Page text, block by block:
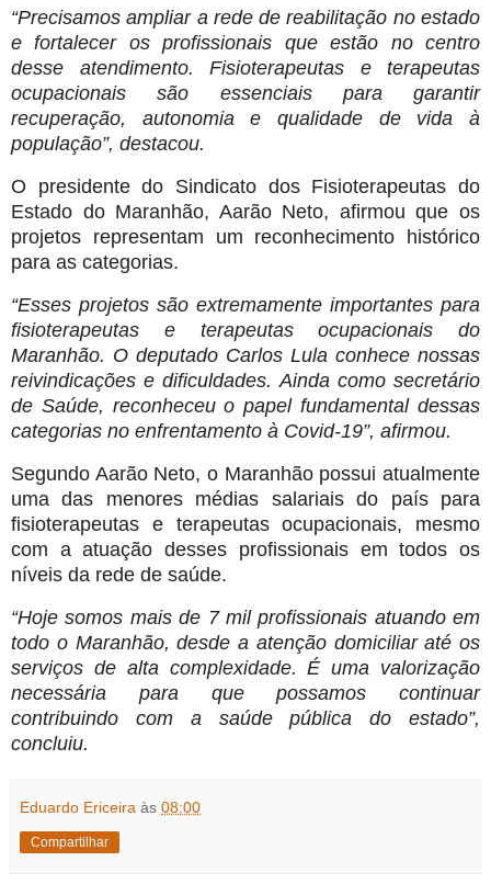
“Precisamos ampliar a rede de reabilitação no estado
e fortalecer os profissionais que estão no centro
desse atendimento. Fisioterapeutas e terapeutas
ocupacionais são essenciais para garantir
recuperação, autonomia e qualidade de vida à
população”, destacou.
O presidente do Sindicato dos Fisioterapeutas do
Estado do Maranhão, Aarão Neto, afirmou que os
projetos representam um reconhecimento histórico
para as categorias.
“Esses projetos são extremamente importantes para
fisioterapeutas e terapeutas ocupacionais do
Maranhão. O deputado Carlos Lula conhece nossas
reivindicações e dificuldades. Ainda como secretário
de Saúde, reconheceu o papel fundamental dessas
categorias no enfrentamento à Covid-19”, afirmou.
Segundo Aarão Neto, o Maranhão possui atualmente
uma das menores médias salariais do país para
fisioterapeutas e terapeutas ocupacionais, mesmo
com a atuação desses profissionais em todos os
níveis da rede de saúde.
“Hoje somos mais de 7 mil profissionais atuando em
todo o Maranhão, desde a atenção domiciliar até os
serviços de alta complexidade. É uma valorização
necessária para que possamos continuar
contribuindo com a saúde pública do estado”,
concluiu.
Eduardo Ericeira às 08:00
Compartilhar